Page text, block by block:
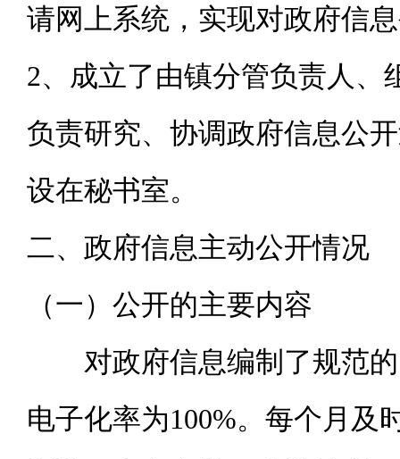
请网上系统，实现对政府信
2、成立了由镇分管负责人
负责研究、协调政府信息公
设在秘书室。
二、政府信息主动公开情况
（一）公开的主要内容
对政府信息编制了规范的
电子化率为100%。每个月及